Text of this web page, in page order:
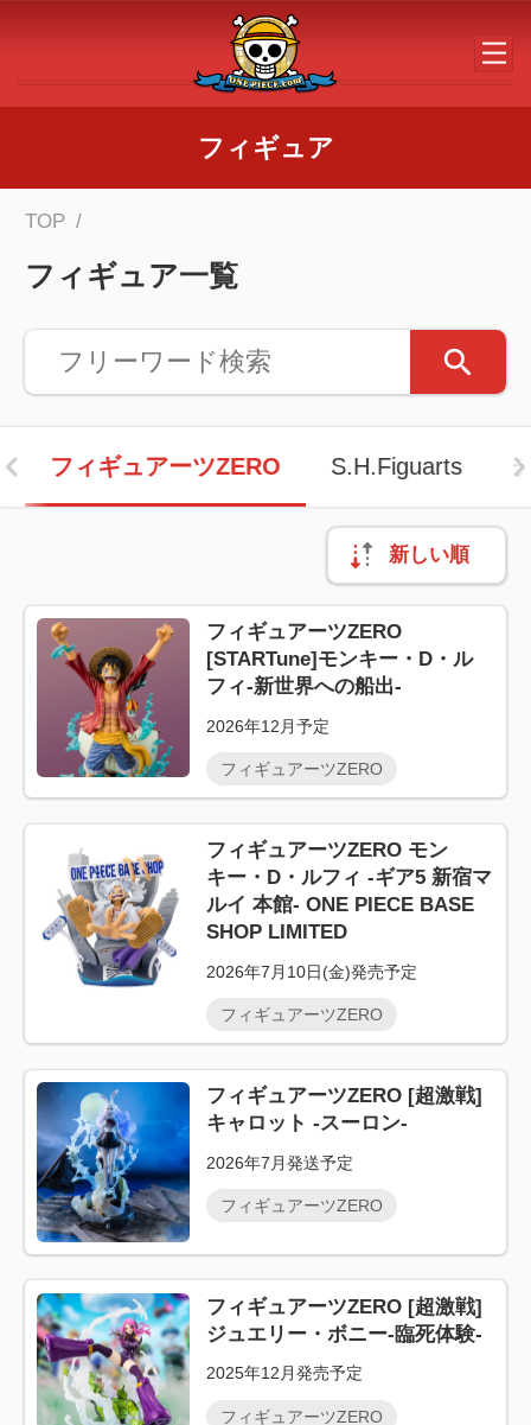
メインコンテンツへスキップする
フィギュア
TOP
フィギュア一覧
フィギュアーツZERO S.H.Figuarts
新しい順
フィギュアーツZERO
[STARTune]モンキー・D・ル
フィ-新世界への船出-
2026年12月予定
フィギュアーツZERO
フィギュアーツZERO モン
キー・D・ルフィ -ギア5 新宿マ
ルイ 本館- ONE PIECE BASE
SHOP LIMITED
2026年7月10日(金)発売予定
フィギュアーツZERO
フィギュアーツZERO [超激戦]
キャロット -スーロン-
2026年7月発送予定
フィギュアーツZERO
フィギュアーツZERO [超激戦]
ジュエリー・ボニー-臨死体験-
2025年12月発売予定
フィギュアーツZERO